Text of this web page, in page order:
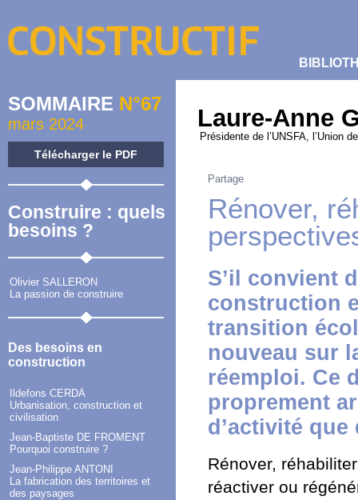
SOMMAIRE N°67
mars 2024
Télécharger le PDF
Construire : quels
besoins ?
Olivier SALLERON
La passion de construire
Des besoins en
construction
Ildefons CERDÀ
Urbanisation, construction et
civilisation
Jean-Baptiste DE FROMENT
Pourquoi construire ?
Jean-Philippe ANTONI
La fabrication des territoires et
des paysages
Laure-Anne
Présidente de l’UNSFA, l’Union
Partage
Rénover,
S’il convient
construction
transition
nouveau sur
réemploi. Ce
proprement
d’activité
Rénover,
réactiver ou